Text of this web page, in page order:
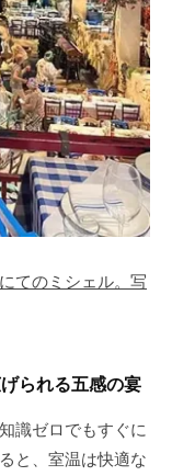
てのミシェル。写
られる五感の宴
識ゼロでもすぐに
と、室温は快適な